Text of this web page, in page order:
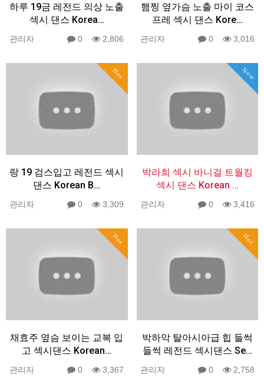
하루 19금 레전드 의상 노출
섹시 댄스 Korea…
관리자 0 2,806
햄찡 옆가슴 노출 마이 코스
프레 섹시 댄스 Kore…
관리자 0 3,016
Hot
랑 19 검스입고 레전드 섹시
댄스 Korean B…
관리자 0 3,309
Now
박라희 섹시 바니걸 트월킹
섹시 댄스 Korean …
관리자 0 3,416
Hot
채효주 옆슴 보이는 교복 입
고 섹시댄스 Korean…
관리자 0 3,367
Hot
박하악 탈아시아급 힙 들썩
들썩 레전드 섹시댄스 Se…
관리자 0 2,758